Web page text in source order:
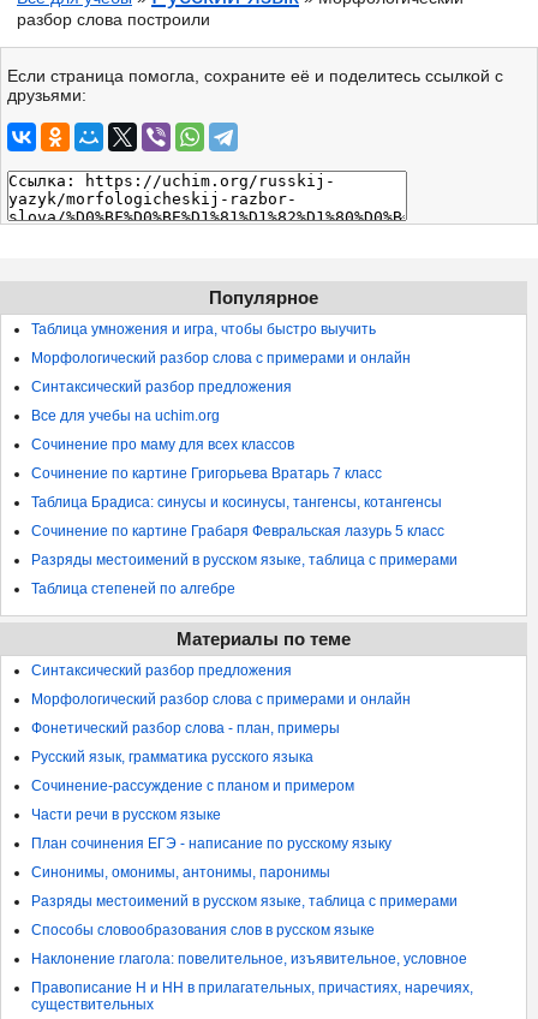
разбор слова построили
Если страница помогла, сохраните её и поделитесь ссылкой с
друзьями:
Популярное
Таблица умножения и игра, чтобы быстро выучить
Морфологический разбор слова с примерами и онлайн
Синтаксический разбор предложения
Все для учебы на uchim.org
Сочинение про маму для всех классов
Сочинение по картине Григорьева Вратарь 7 класс
Таблица Брадиса: синусы и косинусы, тангенсы, котангенсы
Сочинение по картине Грабаря Февральская лазурь 5 класс
Разряды местоимений в русском языке, таблица с примерами
Таблица степеней по алгебре
Материалы по теме
Синтаксический разбор предложения
Морфологический разбор слова с примерами и онлайн
Фонетический разбор слова - план, примеры
Русский язык, грамматика русского языка
Сочинение-рассуждение с планом и примером
Части речи в русском языке
План сочинения ЕГЭ - написание по русскому языку
Синонимы, омонимы, антонимы, паронимы
Разряды местоимений в русском языке, таблица с примерами
Способы словообразования слов в русском языке
Наклонение глагола: повелительное, изъявительное, условное
Правописание Н и НН в прилагательных, причастиях, наречиях,
существительных